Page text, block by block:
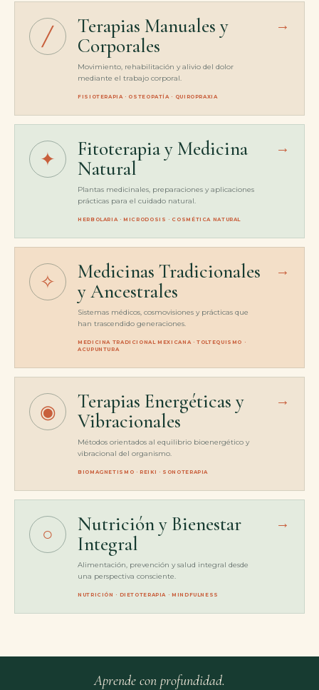
╱
Terapias Manuales y
Corporales
Movimiento, rehabilitación y alivio del dolor
mediante el trabajo corporal.
FISIOTERAPIA · OSTEOPATÍA · QUIROPRAXIA
→
✦
Fitoterapia y Medicina
Natural
Plantas medicinales, preparaciones y aplicaciones
prácticas para el cuidado natural.
HERBOLARIA · MICRODOSIS · COSMÉTICA NATURAL
→
✧
Medicinas Tradicionales
y Ancestrales
Sistemas médicos, cosmovisiones y prácticas que
han trascendido generaciones.
MEDICINA TRADICIONAL MEXICANA · TOLTEQUISMO ·
ACUPUNTURA
→
◉
Terapias Energéticas y
Vibracionales
Métodos orientados al equilibrio bioenergético y
vibracional del organismo.
BIOMAGNETISMO · REIKI · SONOTERAPIA
→
○
Nutrición y Bienestar
Integral
Alimentación, prevención y salud integral desde
una perspectiva consciente.
NUTRICIÓN · DIETOTERAPIA · MINDFULNESS
→
Aprende con profundidad.